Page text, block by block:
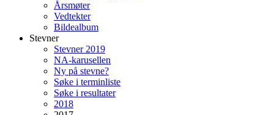
Årsmøter
Vedtekter
Bildealbum
Stevner
Stevner 2019
NA-karusellen
Ny på stevne?
Søke i terminliste
Søke i resultater
2018